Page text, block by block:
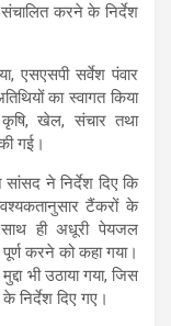
करने के निर्देश
एसएसपी सर्वेश पंवार
का स्वागत किया
खेल, संचार तथा
गई।
ने निर्देश दिए कि
टैंकरों के
ही अधूरी पेयजल
करने को कहा गया।
भी उठाया गया, जिस
निर्देश दिए गए।